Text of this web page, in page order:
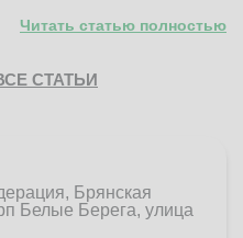
Читать статью полностью
СТАТЬИ
Брянская
Белые Берега, улица